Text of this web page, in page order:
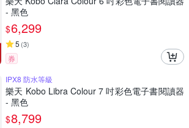
- 黑色
$6,299
5 (3)
券
IPX8 防水等級
樂天 Kobo Libra Colour 7 吋彩色電子書閱讀器
- 黑色
$8,799